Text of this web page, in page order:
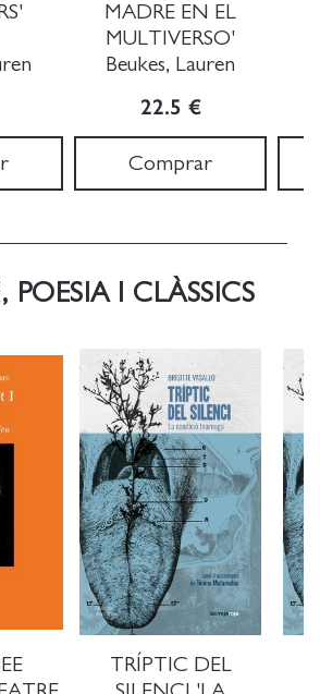
MADRE EN EL
MULTIVERSO'
Beukes, Lauren
22.5 €
Comprar
POESIA I CLÀSSICS
TRÍPTIC DEL